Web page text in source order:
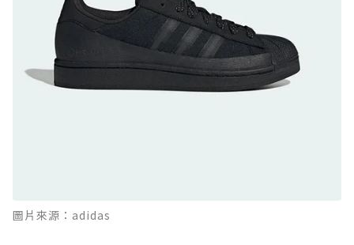
防水鞋推薦 10. PUMA Voyage NITRO™ 4
GORE-TEX：氮氣中底注入，回彈與防滑兼具的
全天候越野跑鞋
防水鞋推薦 11. On Cloudhorizon 2 WP：腳
感軟彈、搭載 Missiongrip™ 的防水輕越野鞋
Boot：馬汀首款雨靴登場，經典八孔加上全防
圖片來源：adidas